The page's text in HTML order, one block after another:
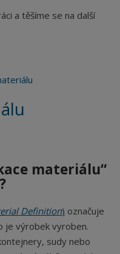
a těšíme se na další
materiálu“
Definition) označuje
je výrobek vyroben.
sudy nebo